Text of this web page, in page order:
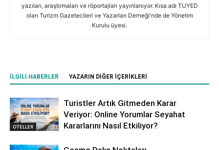
yazıları, araştırmaları ve röportajları yayınlanıyor. Kısa adı TUYED
olan Turizm Gazetecileri ve Yazarları Derneği'nde de Yönetim
Kurulu üyesi.
İLGILI HABERLER YAZARIN DIĞER İÇERIKLERI
OTELLER
Turistler Artık Gitmeden Karar
Veriyor: Online Yorumlar Seyahat
Kararlarını Nasıl Etkiliyor?